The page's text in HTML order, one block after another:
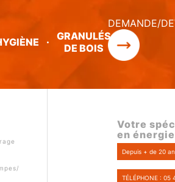
·
GRANULÉS
DE BOIS
DEMANDE/
Votre
en énergie
Depuis + de 20
TÉLÉPHONE : 05